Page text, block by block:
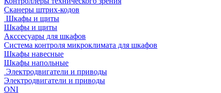
Сканеры штрих-кодов
Шкафы и щиты
Шкафы и щиты
Акссесуары для шкафов
Система контроля микроклимата для шкафов
Шкафы навесные
Шкафы напольные
Электродвигатели и приводы
Электродвигатели и приводы
ONI